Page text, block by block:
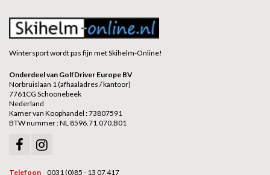
Wintersport wordt pas fijn met Skihelm-Online!
Onderdeel van GolfDriver Europe BV
Norbruislaan 1 (afhaaladres / kantoor)
7761CG Schoonebeek
Nederland
Kamer van Koophandel : 73807591
BTW nummer : NL 8596.71.070.B01
Telefoon 0031 (0)85 - 13 07 417